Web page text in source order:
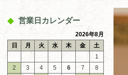
営業日カレンダー
2026年8月
日
月 火 水 木 金
土
1
2
3 4 5 6 7
8